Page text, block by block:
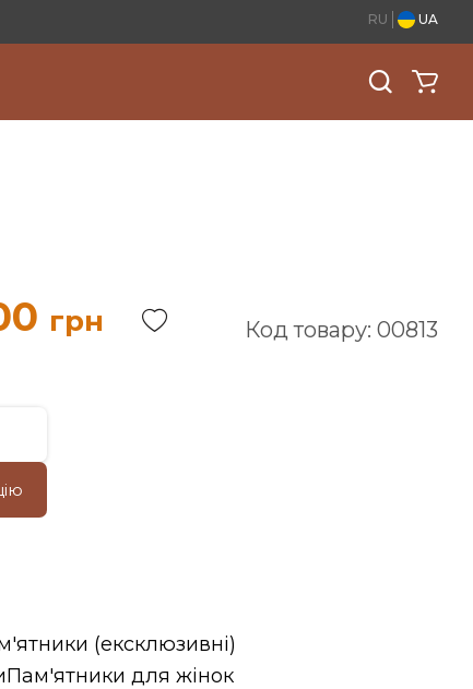
RU UA
грн Код товару: 00813
(ексклюзивні)
Пам'ятники для жінок